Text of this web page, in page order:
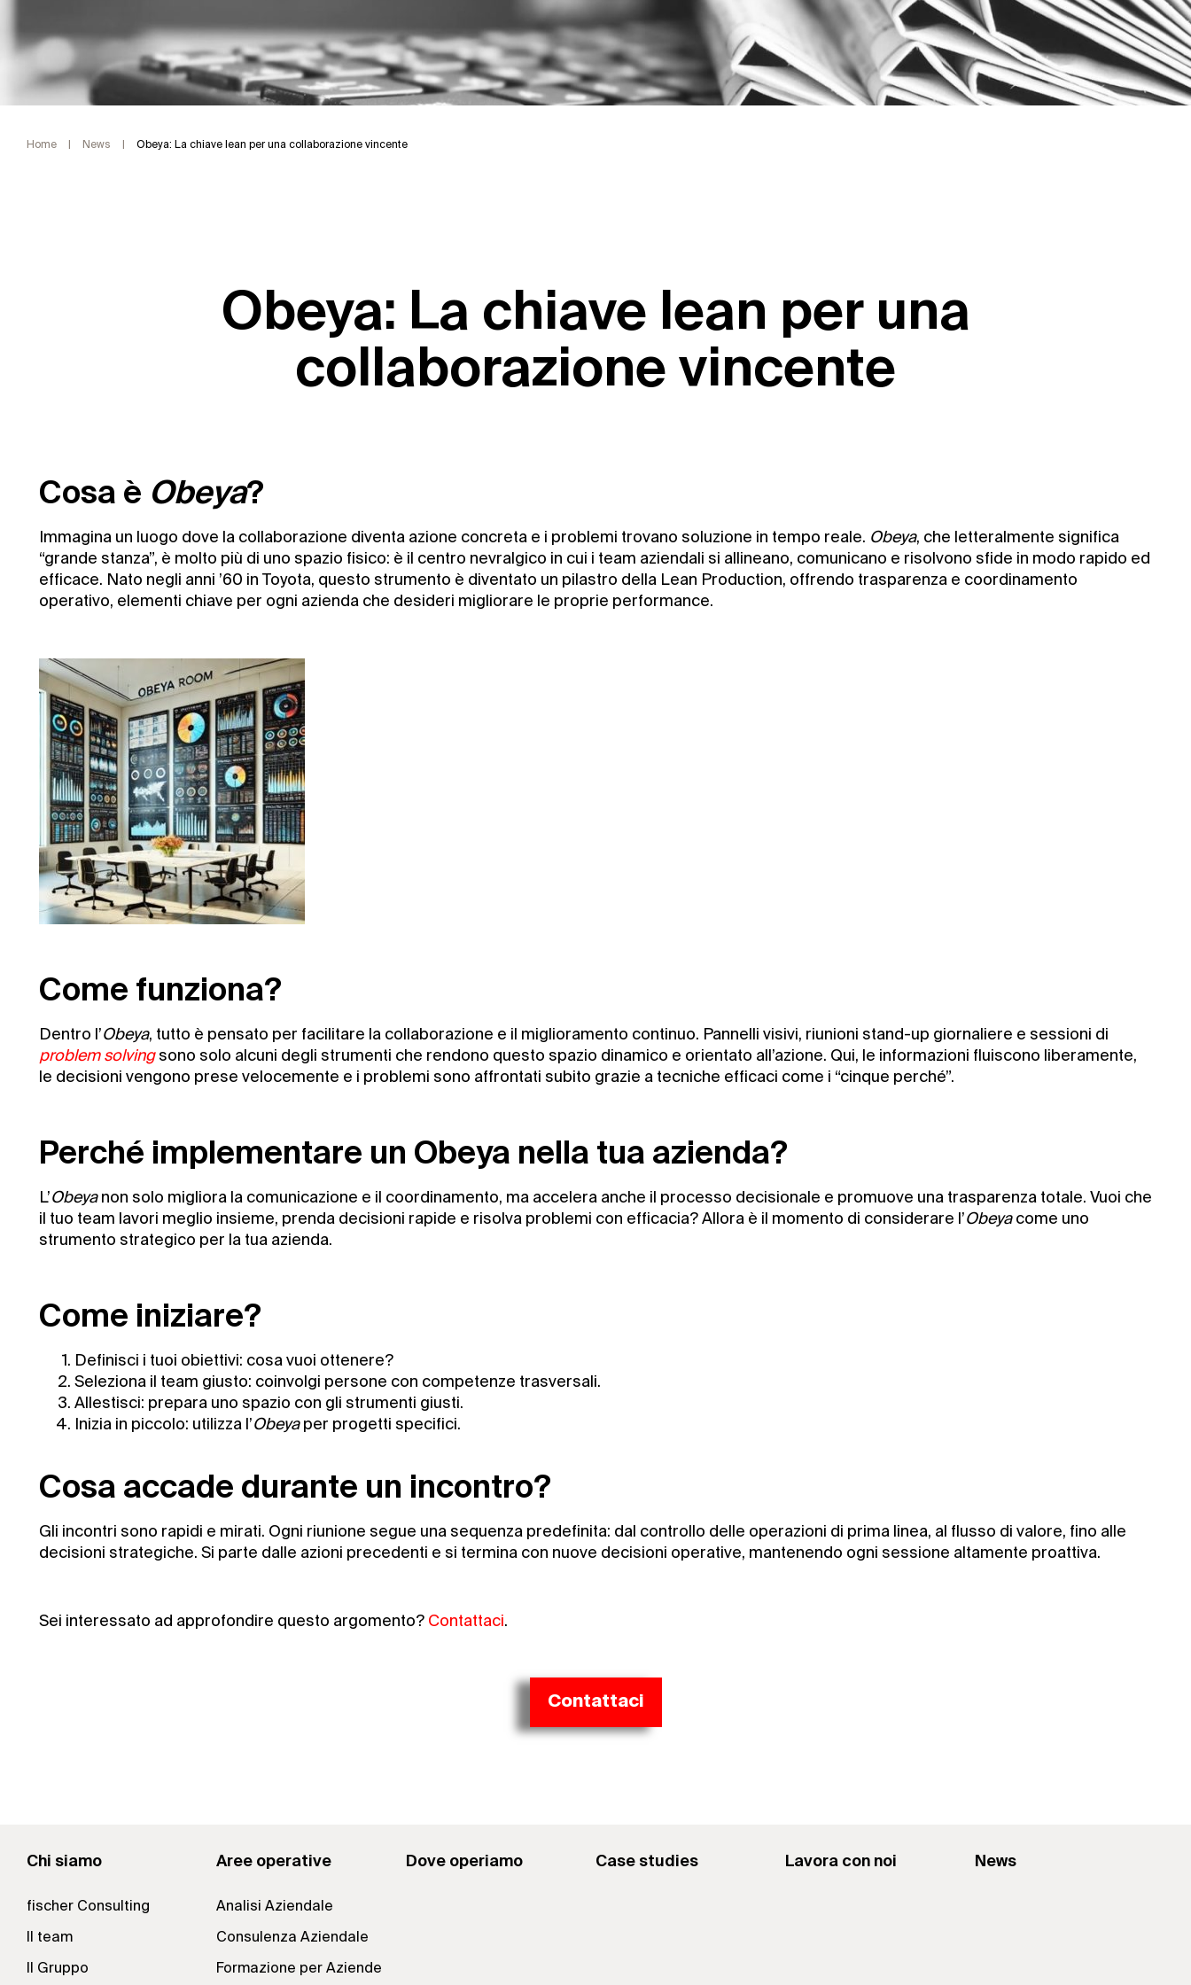
Home | News | Obeya: La chiave lean per una collaborazione vincente
Obeya: La chiave lean per una
collaborazione vincente
Cosa è Obeya?
Immagina un luogo dove la collaborazione diventa azione concreta e i problemi trovano soluzione in tempo reale. Obeya, che letteralmente significa
“grande stanza”, è molto più di uno spazio fisico: è il centro nevralgico in cui i team aziendali si allineano, comunicano e risolvono sfide in modo rapido ed
efficace. Nato negli anni ’60 in Toyota, questo strumento è diventato un pilastro della Lean Production, offrendo trasparenza e coordinamento
operativo, elementi chiave per ogni azienda che desideri migliorare le proprie performance.
Come funziona?
Dentro l’Obeya, tutto è pensato per facilitare la collaborazione e il miglioramento continuo. Pannelli visivi, riunioni stand-up giornaliere e sessioni di
problem solvingsono solo alcuni degli strumenti che rendono questo spazio dinamico e orientato all’azione. Qui, le informazioni fluiscono liberamente,
le decisioni vengono prese velocemente e i problemi sono affrontati subito grazie a tecniche efficaci come i “cinque perché”.
Perché implementare un Obeya nella tua azienda?
L’Obeyanon solo migliora la comunicazione e il coordinamento, ma accelera anche il processo decisionale e promuove una trasparenza totale. Vuoi che
il tuo team lavori meglio insieme, prenda decisioni rapide e risolva problemi con efficacia? Allora è il momento di considerare l’Obeyacome uno
strumento strategico per la tua azienda.
Come iniziare?
Definisci i tuoi obiettivi: cosa vuoi ottenere?
Seleziona il team giusto: coinvolgi persone con competenze trasversali.
Allestisci: prepara uno spazio con gli strumenti giusti.
Inizia in piccolo: utilizza l’Obeyaper progetti specifici.
Cosa accade durante un incontro?
Gli incontri sono rapidi e mirati. Ogni riunione segue una sequenza predefinita: dal controllo delle operazioni di prima linea, al flusso di valore, fino alle
decisioni strategiche. Si parte dalle azioni precedenti e si termina con nuove decisioni operative, mantenendo ogni sessione altamente proattiva.
Sei interessato ad approfondire questo argomento? Contattaci.
Contattaci
Chi siamo
fischer Consulting
Il team
Il Gruppo
Aree operative
Analisi Aziendale
Consulenza Aziendale
Formazione per Aziende
Dove operiamo Case studies Lavora con noi News